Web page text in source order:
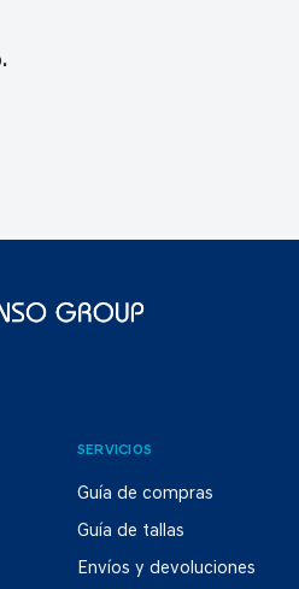
SERVICIOS
Guía de compras
Guía de tallas
Envíos y devoluciones